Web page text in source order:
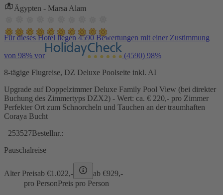
Ägypten - Marsa Alam
Für dieses Hotel liegen 4590 Bewertungen mit einer Zustimmung
von 98% vor (4590) 98%
8-tägige Flugreise, DZ Deluxe Poolseite inkl. AI
Upgrade auf Doppelzimmer Deluxe Family Pool View (bei direkter
Buchung des Zimmertyps DZX2) - Wert: ca. € 220,- pro Zimmer
Perfekter Ort zum Schnorcheln und Tauchen an der traumhaften
Coraya Bucht
253527Bestellnr.:
Pauschalreise
Alter Preisab €1.022,- ab €929,-
pro PersonPreis pro Person